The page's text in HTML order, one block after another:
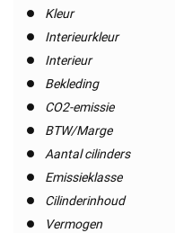
Kleur
Interieurkleur
Interieur
Bekleding
CO2-emissie
BTW/Marge
Aantal cilinders
Emissieklasse
Cilinderinhoud
Vermogen